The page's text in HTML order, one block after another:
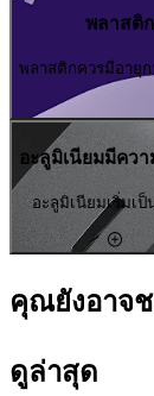
พลาสติ
พลาสติกควรมีอายุ
อะลูมิเนียมมีคว
อะลูมิเนียมเริ่มเ
คุณยังอาจ
ดูล่าสุด